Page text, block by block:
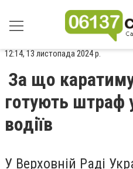
12:14, 13 листопада 2024 р.
За що
готують штраф
водіїв
У Верховній Раді